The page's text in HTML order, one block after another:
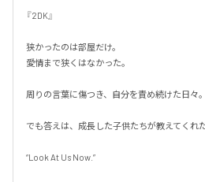
『2DK』
狭かったのは部屋だけ。
愛情まで狭くはなかった。
周りの言葉に傷つき、自分を責め続けた日々。
でも答えは、成長した子供たちが教えてくれた
“Look At Us Now.”